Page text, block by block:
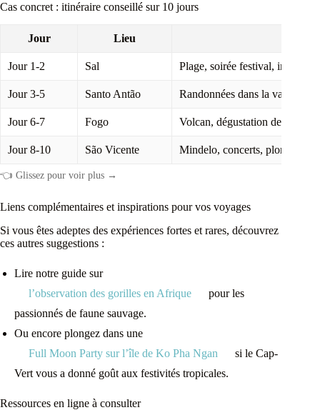
Cas concret : itinéraire conseillé sur 10 jours
Jour Lieu
Jour 1-2 Sal Plage, soirée festival, initiation
Jour 3-5 Santo Antão Randonnées dans la vallée de
Jour 6-7 Fogo Volcan, dégustation de café,
Jour 8-10 São Vicente Mindelo, concerts, plongeon
👈 Glissez pour voir plus →
Liens complémentaires et inspirations pour vos voyages
Si vous êtes adeptes des expériences fortes et rares, découvrez
ces autres suggestions :
Lire notre guide sur
l’observation des gorilles en Afrique
pour les
passionnés de faune sauvage.
Ou encore plongez dans une
Full Moon Party sur l’île de Ko Pha Ngan
si le Cap-
Vert vous a donné goût aux festivités tropicales.
Ressources en ligne à consulter